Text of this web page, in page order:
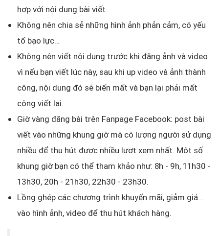
hợp với nội dung bài viết.
Không nên chia sẻ những hình ảnh phản cảm, có yếu
tố bạo lực…
Không nên viết nội dung trước khi đăng ảnh và video
vì nếu bạn viết lúc này, sau khi up video và ảnh thành
công, nội dung đó sẽ biến mất và bạn lại phải mất
công viết lại.
Giờ vàng đăng bài trên Fanpage Facebook: post bài
viết vào những khung giờ mà có lượng người sử dụng
nhiều để thu hút được nhiều lượt xem nhất. Một số
khung giờ bạn có thể tham khảo như: 8h - 9h, 11h30 -
13h30, 20h - 21h30, 22h30 - 23h30.
Lồng ghép các chương trình khuyến mãi, giảm giá…
vào hình ảnh, video để thu hút khách hàng.